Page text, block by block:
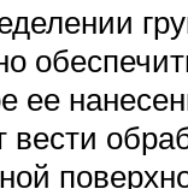
ее
вести